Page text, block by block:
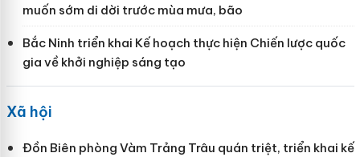
muốn sớm di dời trước mùa mưa, bão
Bắc Ninh triển khai Kế hoạch thực hiện Chiến lược quốc
gia về khởi nghiệp sáng tạo
Xã hội
Đồn Biên phòng Vàm Trảng Trâu quán triệt, triển khai kế